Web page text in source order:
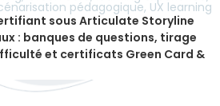
pédagogique, UX learning
sous Articulate Storyline
: banques de questions, tirage
et certificats Green Card &